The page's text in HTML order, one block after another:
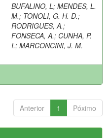
BUFALINO, L; MENDES, L.
M.; TONOLI, G. H. D.;
RODRIGUES, A.;
FONSECA, A.; CUNHA, P.
I.; MARCONCINI, J. M.
Anterior 1 Póximo